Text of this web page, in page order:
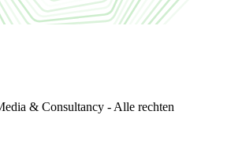
& Consultancy - Alle rechten